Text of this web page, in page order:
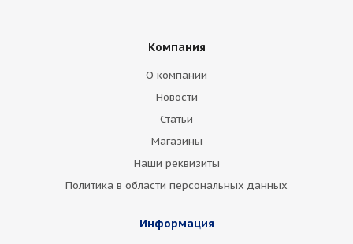
Компания
О компании
Новости
Статьи
Магазины
Наши реквизиты
Политика в области персональных данных
Информация